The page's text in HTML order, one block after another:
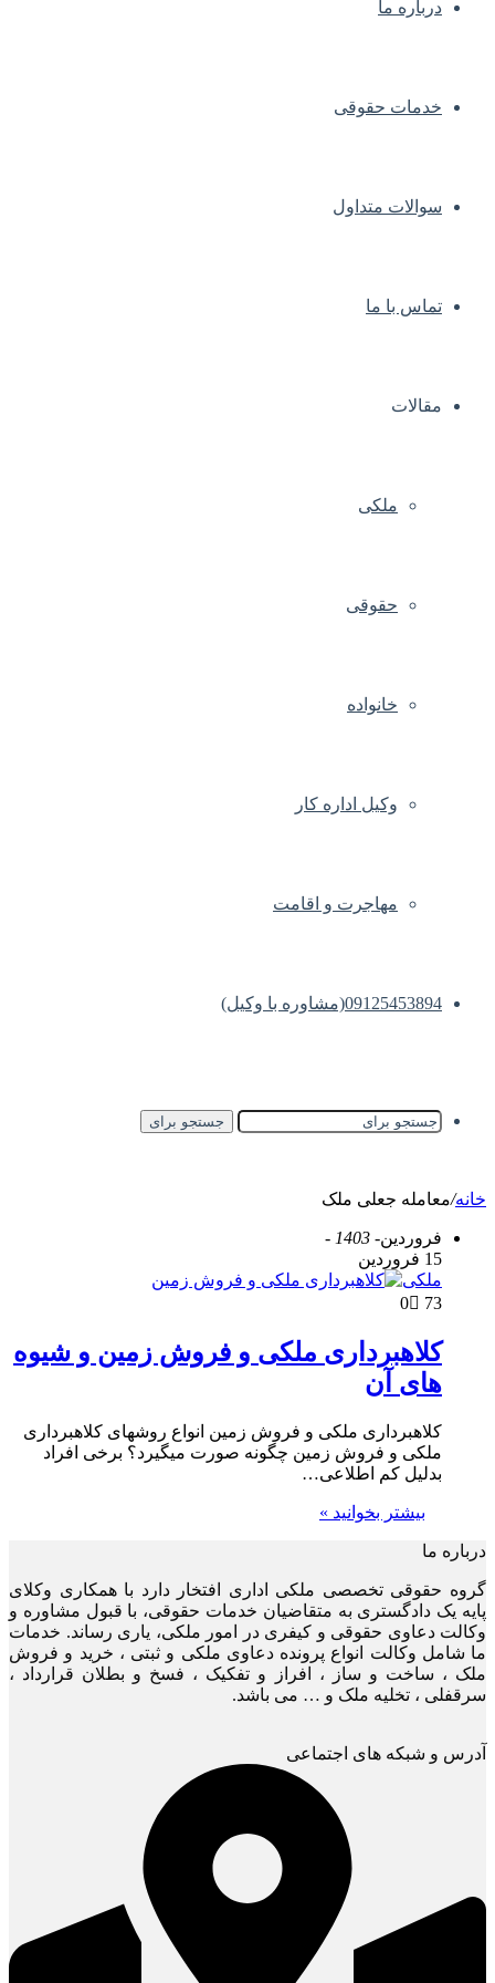
درباره ما
خدمات حقوقی
سوالات متداول
تماس با ما
مقالات
ملکی
حقوقی
خانواده
وکیل اداره کار
مهاجرت و اقامت
09125453894(مشاوره با وکیل)
جستجو برای
خانه/معامله جعلی ملک
فروردین- 1403 -
15 فروردین
ملکی
0
73
کلاهبرداری ملکی و فروش زمین و شیوه
های آن
کلاهبرداری ملکی و فروش زمین انواع روشهای کلاهبرداری
ملکی و فروش زمین چگونه صورت میگیرد؟ برخی افراد
بدلیل کم اطلاعی…
بیشتر بخوانید »
درباره ما
گروه حقوقی تخصصی ملکی اداری افتخار دارد با همکاری وکلای
پایه یک دادگستری به متقاضیان خدمات حقوقی، با قبول مشاوره و
وکالت دعاوی حقوقی و کیفری در امور ملکی، یاری رساند. خدمات
ما شامل وکالت انواع پرونده دعاوی ملکی و ثبتی ، خرید و فروش
ملک ، ساخت و ساز ، افراز و تفکیک ، فسخ و بطلان قرارداد ،
سرقفلی ، تخلیه ملک و … می باشد.
آدرس و شبکه های اجتماعی